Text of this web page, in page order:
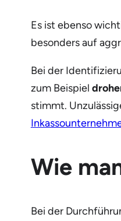
Es ist ebenso
besonders auf
Bei der
zum Beispiel
stimmt.
Wie
Bei der